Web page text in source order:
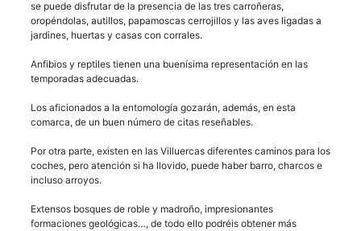
se puede disfrutar de la presencia de las tres carroñeras,
oropéndolas, autillos, papamoscas cerrojillos y las aves ligadas a
jardines, huertas y casas con corrales.
Anfibios y reptiles tienen una buenísima representación en las
temporadas adecuadas.
Los aficionados a la entomología gozarán, además, en esta
comarca, de un buen número de citas reseñables.
Por otra parte, existen en las Villuercas diferentes caminos para los
coches, pero atención si ha llovido, puede haber barro, charcos e
incluso arroyos.
Extensos bosques de roble y madroño, impresionantes
formaciones geológicas…, de todo ello podréis obtener más